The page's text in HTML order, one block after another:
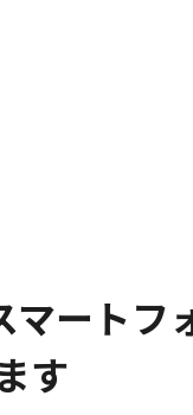
マートフ
す